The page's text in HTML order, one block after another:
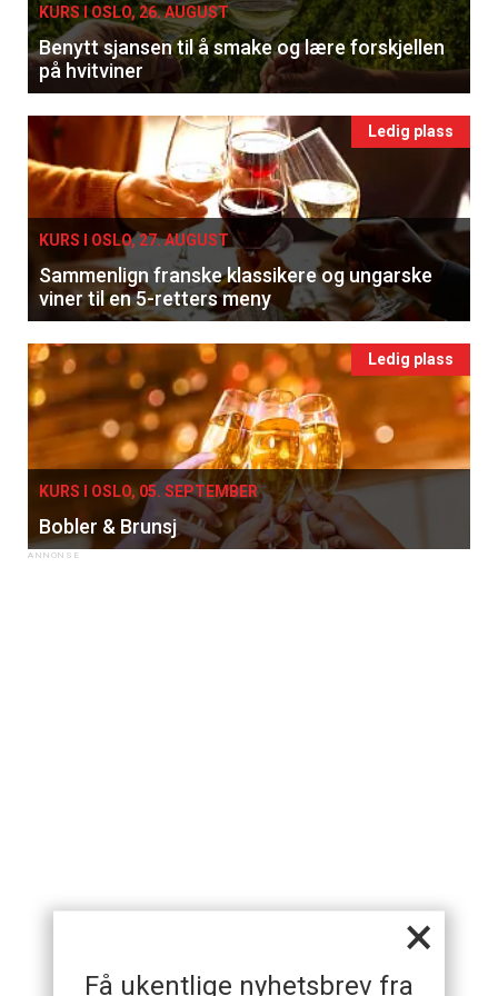
×
Få ukentlige nyhetsbrev fra
KURS I OSLO, 26. AUGUST
Benytt sjansen til å smake og lære forskjellen
på hvitviner
Ledig plass
KURS I OSLO, 27. AUGUST
Sammenlign franske klassikere og ungarske
viner til en 5-retters meny
Ledig plass
KURS I OSLO, 05. SEPTEMBER
Bobler & Brunsj